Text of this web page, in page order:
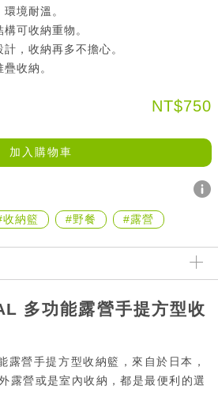
境耐溫。
可收納重物。
，收納再多不擔心。
收納。
NT$750
加入購物車
收納籃 #野餐 #露營
多功能露營手提方型收
露營手提方型收納籃，來自於日本，
露營或是室內收納，都是最便利的選